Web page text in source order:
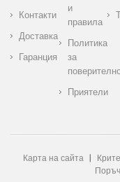
Контакти
Доставка
Гаранция
и
правила
Политика
за
Приятели
Карта на сайта